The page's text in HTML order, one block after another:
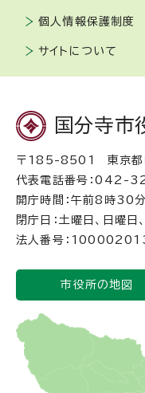
個人情報保護制度
サイトについて
国分寺市
〒185-8501 東京都
代表電話番号：042-
開庁時間：午前8時30
閉庁日：土曜日、日曜日
法人番号：
市役所の地図